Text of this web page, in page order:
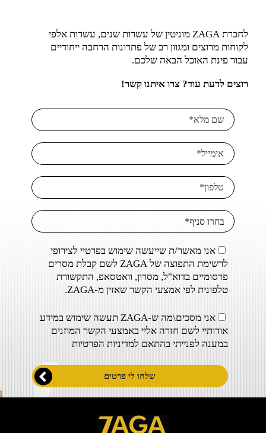
לחברת ZAGA מוניטין של עשרות שנים, עשרות אלפי
לקוחות מרוצים ומגוון רב של פתרונות הרחבה ייחודיים
עבור פינת האוכל הבאה שלכם.
רוצים לדעת עוד? צרו איתנו קשר!
אני מאשר/ת שייעשה שימוש בפרטיי לצירופי
לרשימת התפוצה של ZAGA לשם קבלת מסרים
פרסומיים בדוא"ל, מסרון, וואטסאפ, התקשורת
טלפונית לפי אמצעי הקשר שאזין מ-ZAGA.
אני מסכים\מה ש-ZAGA תעשה שימוש במידע
אודותיי לשם חזרה אליי באמצעי הקשר המוזנים
במענה לפנייתי בהתאם למדיניות הפרטיות